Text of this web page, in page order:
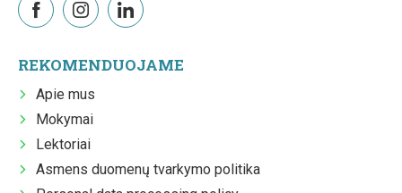
REKOMENDUOJAME
Apie mus
Mokymai
Lektoriai
Asmens duomenų tvarkymo politika